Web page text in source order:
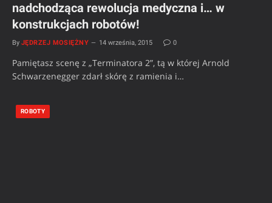
nadchodząca rewolucja medyczna i… w
konstrukcjach robotów!
By JĘDRZEJ MOSIĘŻNY 14 września, 2015 0
Pamiętasz scenę z „Terminatora 2”, tą w której Arnold
Schwarzenegger zdarł skórę z ramienia i…
ROBOTY